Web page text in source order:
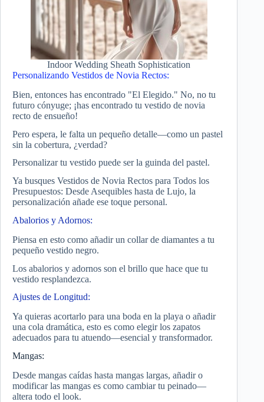
Indoor Wedding Sheath Sophistication
Personalizando Vestidos de Novia Rectos:
Bien, entonces has encontrado "El Elegido." No, no tu
futuro cónyuge; ¡has encontrado tu vestido de novia
recto de ensueño!
Pero espera, le falta un pequeño detalle—como un pastel
sin la cobertura, ¿verdad?
Personalizar tu vestido puede ser la guinda del pastel.
Ya busques Vestidos de Novia Rectos para Todos los
Presupuestos: Desde Asequibles hasta de Lujo, la
personalización añade ese toque personal.
Abalorios y Adornos:
Piensa en esto como añadir un collar de diamantes a tu
pequeño vestido negro.
Los abalorios y adornos son el brillo que hace que tu
vestido resplandezca.
Ajustes de Longitud:
Ya quieras acortarlo para una boda en la playa o añadir
una cola dramática, esto es como elegir los zapatos
adecuados para tu atuendo—esencial y transformador.
Mangas:
Desde mangas caídas hasta mangas largas, añadir o
modificar las mangas es como cambiar tu peinado—
altera todo el look.